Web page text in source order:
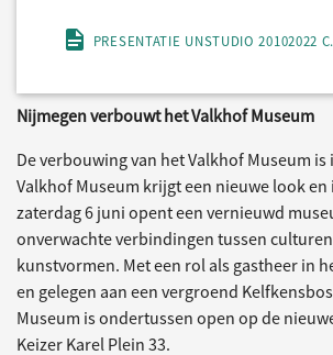
PRESENTATIE UNSTUDIO 20102022
Nijmegen verbouwt het Valkhof Museum
De verbouwing van het Valkhof Museum is
Valkhof Museum krijgt een nieuwe look en
zaterdag 6 juni opent een vernieuwd
onverwachte verbindingen tussen
kunstvormen. Met een rol als gastheer in
en gelegen aan een vergroend
Museum is ondertussen open op de
Keizer Karel Plein 33.